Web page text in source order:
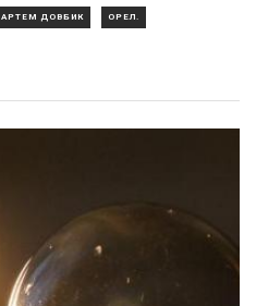
АРТЕМ ДОВБИК ОРЕЛ.